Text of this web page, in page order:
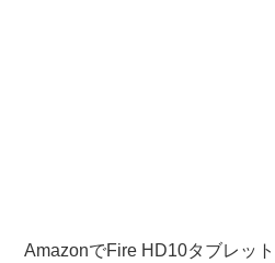
AmazonでFire HD10タブレッ